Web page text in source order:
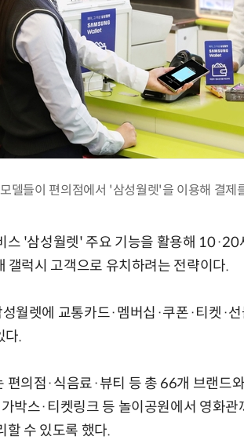
델들이 편의점에서 '삼성월렛'을 이용해 결제
스 '삼성월렛' 주요 기능을 활용해 10·20
럭시 고객으로 유치하려는 전략이다.
월렛에 교통카드·멤버십·쿠폰·티켓·
다.
편의점·식음료·뷰티 등 총 66개 브랜드
박스·티켓링크 등 놀이공원에서 영화
할 수 있도록 했다.